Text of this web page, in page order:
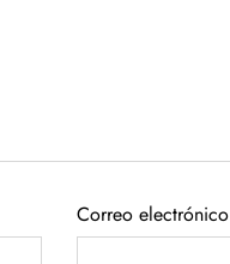
Correo electrónico